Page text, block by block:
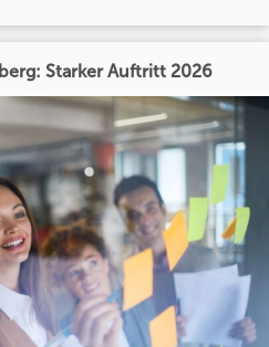
Starker Auftritt 2026